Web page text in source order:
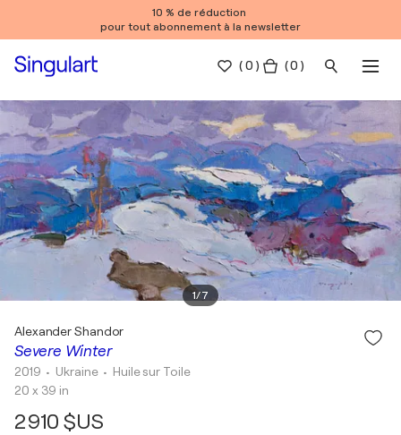
10 % de réduction
pour tout abonnement à la newsletter
(0 ) ( 0 )
1/7
Severe Winter
Alexander Shandor
2019 • Ukraine • Huile sur Toile
20 x 39 in
2 910 $US